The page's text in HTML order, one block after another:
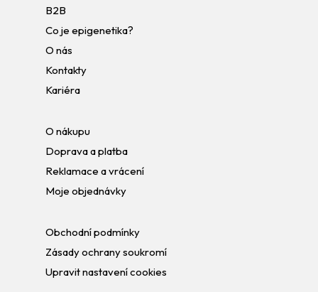
B2B
Co je epigenetika?
O nás
Kontakty
Kariéra
O nákupu
Doprava a platba
Reklamace a vrácení
Moje objednávky
Obchodní podmínky
Zásady ochrany soukromí
Upravit nastavení cookies